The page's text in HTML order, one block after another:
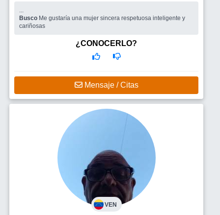
Busco Me gustaría una mujer sincera respetuosa inteligente y
cariñosas
¿CONOCERLO?
Mensaje / Citas
VEN